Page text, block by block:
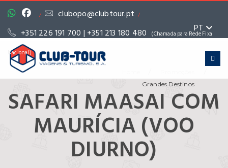
/ clubopo@clubtour.pt /
+351 226 191 700 | +351 213 180 480 (Chamada para Rede Fixa
Nacional)
PT
Grandes Destinos
SAFARI MAASAI COM
MAURÍCIA (VOO
DIURNO)